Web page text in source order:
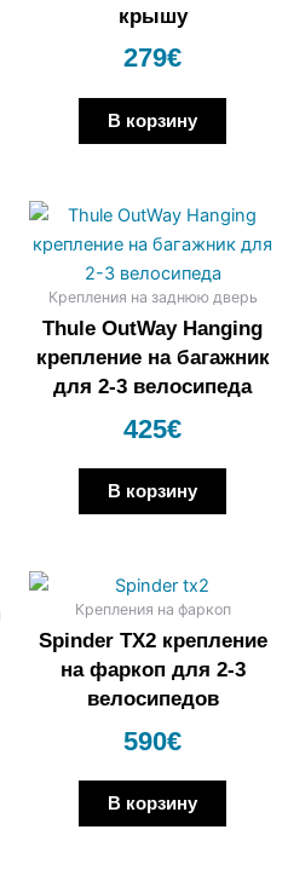
крышу
279€
В корзину
Крепления на заднюю дверь
Thule OutWay Hanging
крепление на багажник
для 2-3 велосипеда
425€
В корзину
Крепления на фаркоп
Spinder TX2 крепление
на фаркоп для 2-3
велосипедов
590€
В корзину